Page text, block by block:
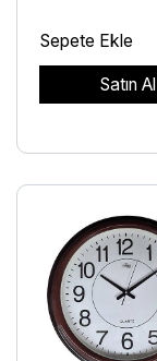
Sepete Ekle
Satın Al